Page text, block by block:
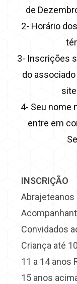
de
2- Horário
3- Inscrições
do
site
4- Seu nome
entre em
INSCRIÇÃO
Abrajeteanos
Convidados
Criança até
11 a 14 anos
15 anos